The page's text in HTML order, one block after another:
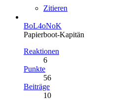
Zitieren
BoL4oNoK
Papierboot-Kapitän
Reaktionen
6
Punkte
56
Beiträge
10